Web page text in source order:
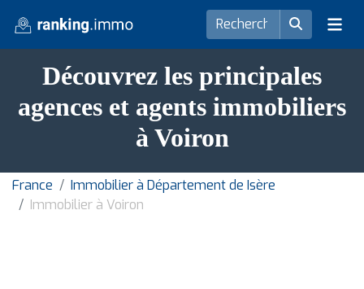
Découvrez les principales
agences et agents immobiliers
à Voiron
France
Immobilier à Département de Isère
Immobilier à Voiron